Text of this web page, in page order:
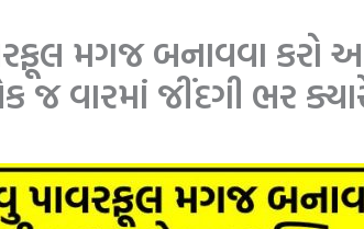
મગજ બનાવવા
જ વારમાં જીંદગી ભર